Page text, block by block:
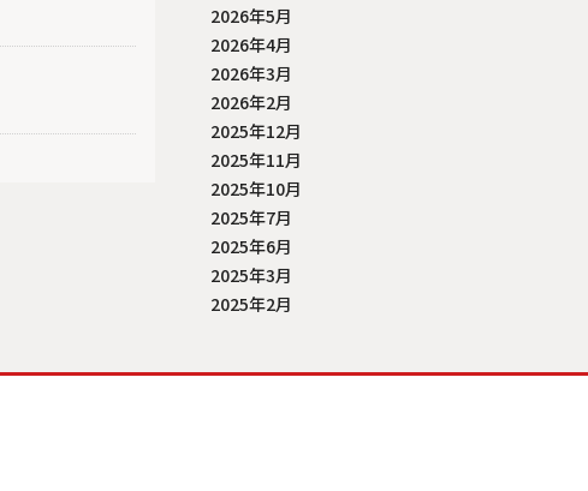
2026年5月
2026年4月
2026年3月
2026年2月
2025年12月
2025年11月
2025年10月
2025年7月
2025年6月
2025年3月
2025年2月